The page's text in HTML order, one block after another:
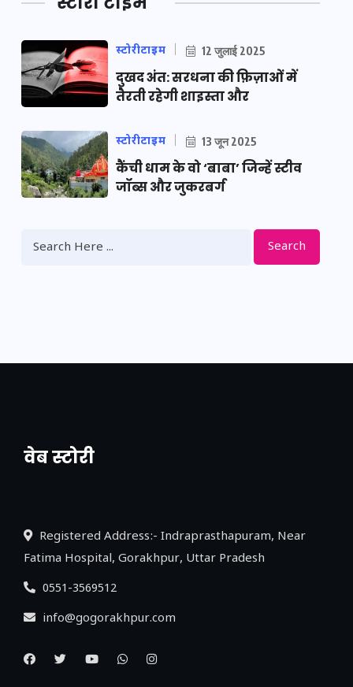
स्टोरीटाइम 12 जुलाई 2025
दुखद अंत: सरधना की फ़िज़ाओं में
तैरती रहेगी शाइस्ता और
स्टोरीटाइम 13 जून 2025
कैंची धाम के वो ‘बाबा’ जिन्हें स्टीव
जॉब्स और जुकरबर्ग
Search
वेब स्टोरी
नया एक्सप्रेसवे: पूर्वांचल का लक, डेवलपमेंट का
Registered Address:- Indraprasthapuram, Near
Fatima Hospital, Gorakhpur, Uttar Pradesh
0551-3569512
info@gogorakhpur.com